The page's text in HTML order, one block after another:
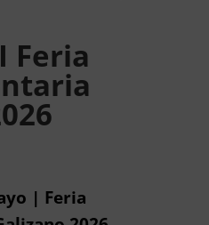
Feria
| Feria